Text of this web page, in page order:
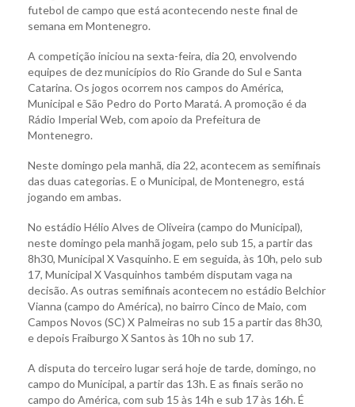
futebol de campo que está acontecendo neste final de
semana em Montenegro.
A competição iniciou na sexta-feira, dia 20, envolvendo
equipes de dez municípios do Rio Grande do Sul e Santa
Catarina. Os jogos ocorrem nos campos do América,
Municipal e São Pedro do Porto Maratá. A promoção é da
Rádio Imperial Web, com apoio da Prefeitura de
Montenegro.
Neste domingo pela manhã, dia 22, acontecem as semifinais
das duas categorias. E o Municipal, de Montenegro, está
jogando em ambas.
No estádio Hélio Alves de Oliveira (campo do Municipal),
neste domingo pela manhã jogam, pelo sub 15, a partir das
8h30, Municipal X Vasquinho. E em seguida, às 10h, pelo sub
17, Municipal X Vasquinhos também disputam vaga na
decisão. As outras semifinais acontecem no estádio Belchior
Vianna (campo do América), no bairro Cinco de Maio, com
Campos Novos (SC) X Palmeiras no sub 15 a partir das 8h30,
e depois Fraiburgo X Santos às 10h no sub 17.
A disputa do terceiro lugar será hoje de tarde, domingo, no
campo do Municipal, a partir das 13h. E as finais serão no
campo do América, com sub 15 às 14h e sub 17 às 16h. É